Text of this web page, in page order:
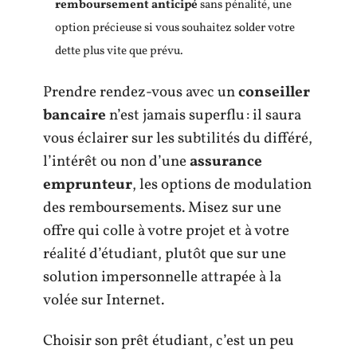
remboursement anticipésans pénalité, une
option précieuse si vous souhaitez solder votre
dette plus vite que prévu.
Prendre rendez-vous avec unconseiller
bancairen’est jamais superflu : il saura
vous éclairer sur les subtilités du différé,
l’intérêt ou non d’uneassurance
emprunteur, les options de modulation
des remboursements. Misez sur une
offre qui colle à votre projet et à votre
réalité d’étudiant, plutôt que sur une
solution impersonnelle attrapée à la
volée sur Internet.
Choisir son prêt étudiant, c’est un peu